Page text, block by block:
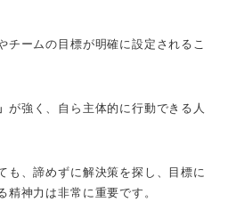
チームの目標が明確に設定されるこ
が強く、自ら主体的に行動できる人
も、諦めずに解決策を探し、目標に
精神力は非常に重要です。